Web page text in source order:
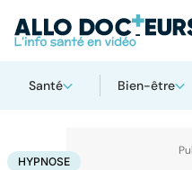
Santé Bien-être
AccueilBien-être
HYPNOSE